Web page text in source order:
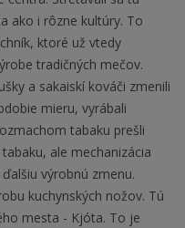
ako i rôzne kultúry. To
ktoré už vtedy
tradičných mečov.
a sakaiskí kováči zmenili
mieru, vyrábali
tabaku prešli
ale mechanizácia
výrobnú zmenu.
kuchynských nožov. Tú
mesta - Kjóta. To je